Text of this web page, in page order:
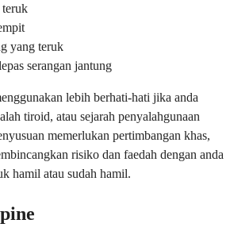
yang teruk
serangan jantung
lebih berhati-hati jika anda
tiroid, atau sejarah penyalahgunaan
memerlukan pertimbangan khas,
risiko dan faedah dengan anda
hamil atau sudah hamil.